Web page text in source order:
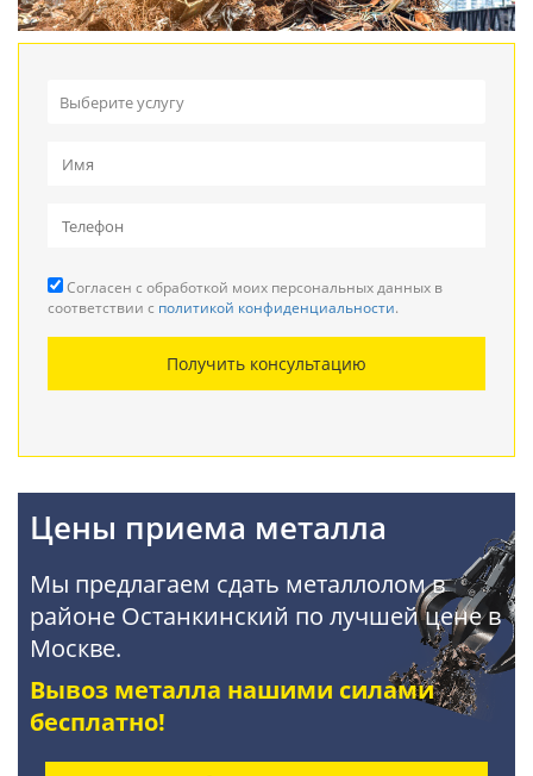
Выберите услугу
Прием кабеля
Резка металла
Демонтаж металлоконструкций
Покупка АКБ
Согласен с обработкой моих персональных данных в
соответствии с политикой конфиденциальности.
Получить консультацию
Цены приема металла
Мы предлагаем сдать металлолом в
районе Останкинский по лучшей цене в
Москве.
Вывоз металла нашими силами
бесплатно!